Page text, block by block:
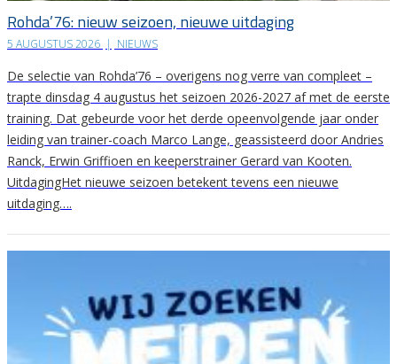
Rohda’76: nieuw seizoen, nieuwe uitdaging
5 AUGUSTUS 2026 | NIEUWS
De selectie van Rohda’76 – overigens nog verre van compleet –
trapte dinsdag 4 augustus het seizoen 2026-2027 af met de eerste
training. Dat gebeurde voor het derde opeenvolgende jaar onder
leiding van trainer-coach Marco Lange, geassisteerd door Andries
Ranck, Erwin Griffioen en keeperstrainer Gerard van Kooten.
UitdagingHet nieuwe seizoen betekent tevens een nieuwe
uitdaging….